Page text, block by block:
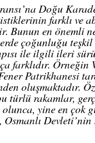
Doğu
farklı ve
Bunun en önemli
çoğunluğu
ile ilgili ileri
farklıdır. Örneğin
Patrikhanesi
oluşmaktadır.
türlü rakamlar,
yine en çok
Osmanlı